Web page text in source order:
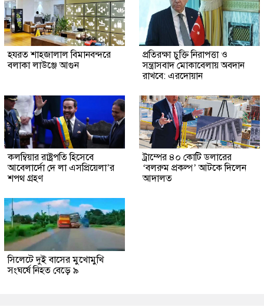
হযরত শাহজালাল বিমানবন্দরে
বলাকা লাউঞ্জে আগুন
প্রতিরক্ষা চুক্তি নিরাপত্তা ও
সন্ত্রাসবাদ মোকাবেলায় অবদান
রাখবে: এরদোয়ান
কলম্বিয়ার রাষ্ট্রপতি হিসেবে
আবেলার্দো দে লা এসপ্রিয়েলা’র
শপথ গ্রহণ
ট্রাম্পের ৪০ কোটি ডলারের
‘বলরুম প্রকল্প’ আটকে দিলেন
আদালত
সিলেটে দুই বাসের মুখোমুখি
সংঘর্ষে নিহত বেড়ে ৯